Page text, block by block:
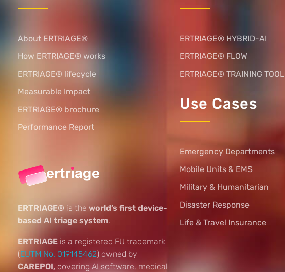
About ERTRIAGE®
How ERTRIAGE® works
ERTRIAGE® lifecycle
Measurable Impact
ERTRIAGE® brochure
Performance Report
ERTRIAGE® is the world’s first device-
based AI triage system.
ERTRIAGE is a registered EU trademark
(EUTM No. 019145462) owned by
CAREPOI, covering AI software, medical
ERTRIAGE® HYBRID-AI
ERTRIAGE® FLOW
ERTRIAGE® TRAINING TOOL
Use Cases
Emergency Departments
Mobile Units & EMS
Military & Humanitarian
Disaster Response
Life & Travel Insurance